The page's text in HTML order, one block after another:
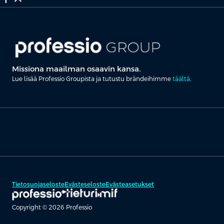
Missiona maailman osaavin kansa.
Lue lisää Professio Groupista ja tutustu brändeihimme täältä.
TietosuojaselosteEvästeselosteEvästeasetukset
Copyright © 2026 Professio